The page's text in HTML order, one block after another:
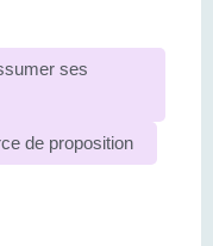
ses
de proposition